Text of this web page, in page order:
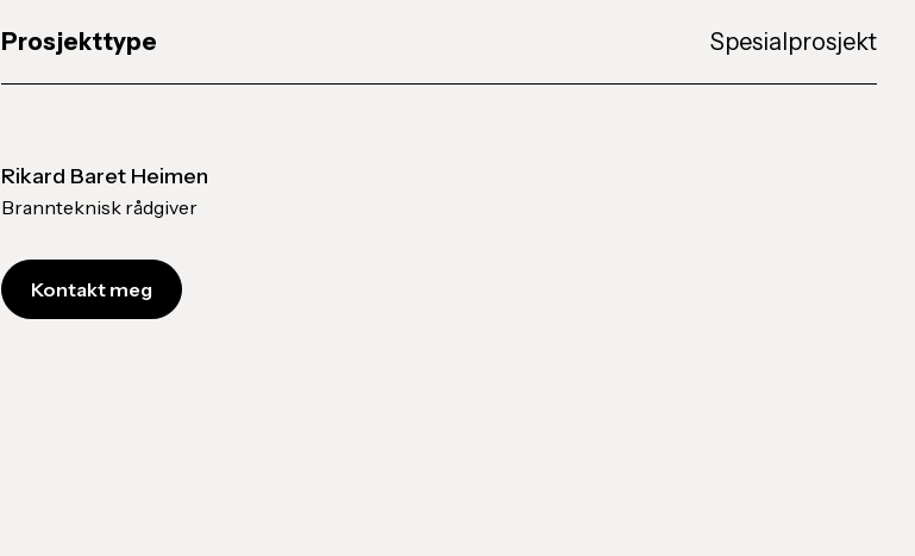
Prosjekttype Spesialprosjekt
Rikard Baret Heimen
Brannteknisk rådgiver
Kontakt meg